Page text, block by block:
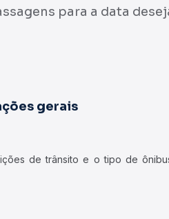
para a data
gerais
de trânsito e o tipo de